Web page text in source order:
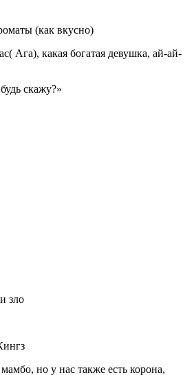
(как вкусно)
Ага), какая богатая девушка, ай-ай-
скажу?»
зло
но у нас также есть корона,